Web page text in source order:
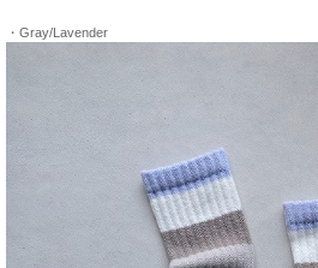
・Gray/Lavender